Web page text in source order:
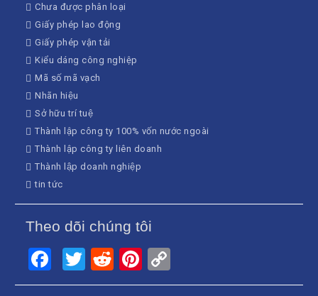
Chưa được phân loại
Giấy phép lao động
Giấy phép vận tải
Kiểu dáng công nghiệp
Mã số mã vạch
Nhãn hiệu
Sở hữu trí tuệ
Thành lập công ty 100% vốn nước ngoài
Thành lập công ty liên doanh
Thành lập doanh nghiệp
tin tức
Theo dõi chúng tôi
Facebook
Twitter
RedditPinterest
Link